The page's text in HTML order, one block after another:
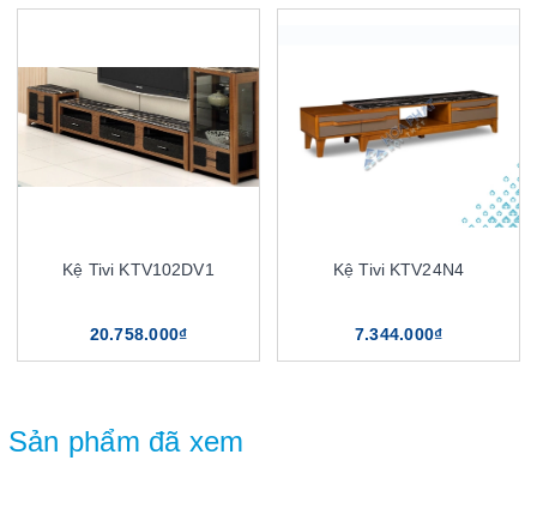
Kệ Tivi KTV102DV1
20.758.000₫
Kệ Tivi KTV24N4
7.344.000₫
Sản phẩm đã xem